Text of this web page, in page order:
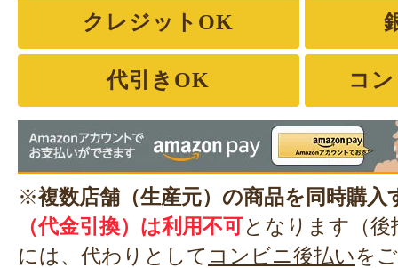
クレジットOK
代引きOK コ
※複数店舗（生産元）の商品を同時購入
（代金引換）は利用不可となります（
には、代わりとして コンビニ後払いを